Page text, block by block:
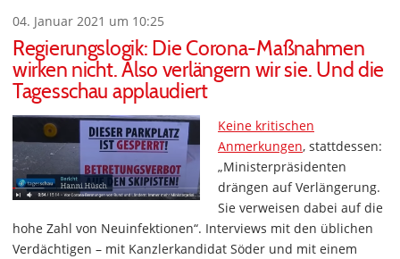
04. Januar 2021 um 10:25
Regierungslogik: Die Corona-Maßnahmen
wirken nicht. Also verlängern wir sie. Und die
Tagesschau applaudiert
Keine kritischen
Anmerkungen, stattdessen:
„Ministerpräsidenten
drängen auf Verlängerung.
Sie verweisen dabei auf die
hohe Zahl von Neuinfektionen“. Interviews mit den üblichen
Verdächtigen – mit Kanzlerkandidat Söder und mit einem